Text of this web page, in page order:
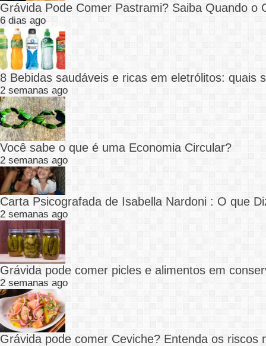
Grávida Pode Comer Pastrami? Saiba Quando o
6 dias ago
8 Bebidas saudáveis e ricas em eletrólitos: quais
2 semanas ago
Você sabe o que é uma Economia Circular?
2 semanas ago
Carta Psicografada de Isabella Nardoni : O que
2 semanas ago
Grávida pode comer picles e alimentos em
2 semanas ago
Grávida pode comer Ceviche? Entenda os riscos